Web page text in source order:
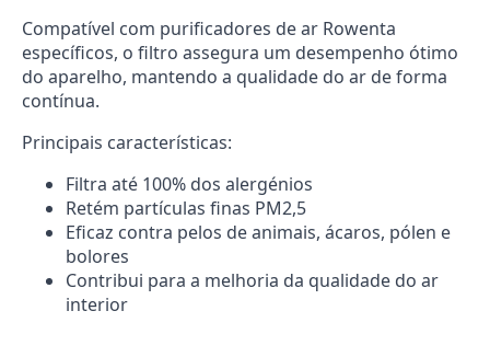
Compatível com purificadores de ar Rowenta
específicos, o filtro assegura um desempenho ótimo
do aparelho, mantendo a qualidade do ar de forma
contínua.
Principais características:
Filtra até 100% dos alergénios
Retém partículas finas PM2,5
Eficaz contra pelos de animais, ácaros, pólen e
bolores
Contribui para a melhoria da qualidade do ar
interior